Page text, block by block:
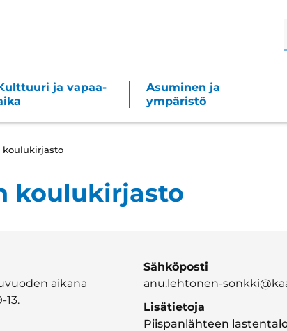
ja vapaa-
Asuminen ja
ympäristö
koulukirjasto
koulukirjasto
aikana
13.
Sähköposti
anu.lehtonen-
Lisätietoja
Piispanlähteen